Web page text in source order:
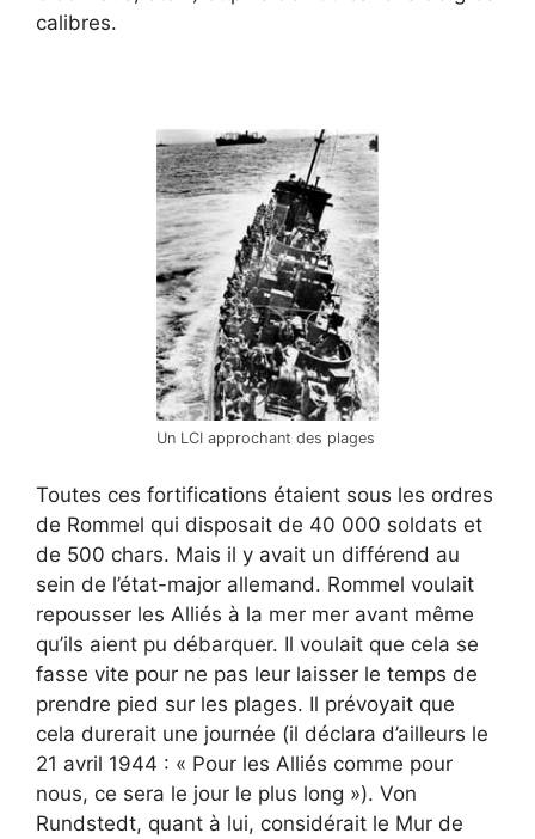
calibres.
Un LCI approchant des plages
Toutes ces fortifications étaient sous les ordres
de Rommel qui disposait de 40 000 soldats et
de 500 chars. Mais il y avait un différend au
sein de l’état-major allemand. Rommel voulait
repousser les Alliés à la mer mer avant même
qu’ils aient pu débarquer. Il voulait que cela se
fasse vite pour ne pas leur laisser le temps de
prendre pied sur les plages. Il prévoyait que
cela durerait une journée (il déclara d’ailleurs le
21 avril 1944 : « Pour les Alliés comme pour
nous, ce sera le jour le plus long »). Von
Rundstedt, quant à lui, considérait le Mur de